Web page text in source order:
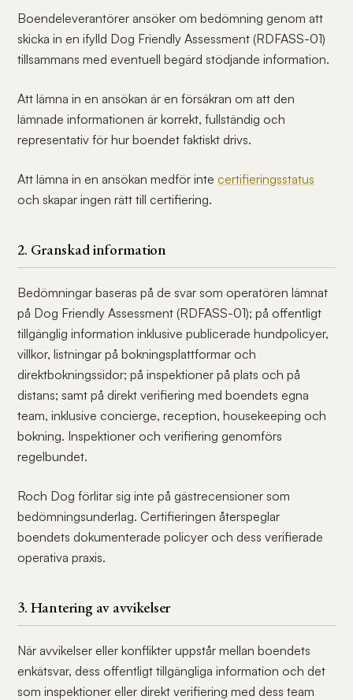
Boendeleverantörer ansöker om bedömning genom att
skicka in en ifylld Dog Friendly Assessment (RDFASS-01)
tillsammans med eventuell begärd stödjande information.
Att lämna in en ansökan är en försäkran om att den
lämnade informationen är korrekt, fullständig och
representativ för hur boendet faktiskt drivs.
Att lämna in en ansökan medför intecertifieringsstatus
och skapar ingen rätt till certifiering.
2. Granskad information
Bedömningar baseras på de svar som operatören lämnat
på Dog Friendly Assessment (RDFASS-01); på offentligt
tillgänglig information inklusive publicerade hundpolicyer,
villkor, listningar på bokningsplattformar och
direktbokningssidor; på inspektioner på plats och på
distans; samt på direkt verifiering med boendets egna
team, inklusive concierge, reception, housekeeping och
bokning. Inspektioner och verifiering genomförs
regelbundet.
Roch Dog förlitar sig inte på gästrecensioner som
bedömningsunderlag. Certifieringen återspeglar
boendets dokumenterade policyer och dess verifierade
operativa praxis.
3. Hantering av avvikelser
När avvikelser eller konflikter uppstår mellan boendets
enkätsvar, dess offentligt tillgängliga information och det
som inspektioner eller direkt verifiering med dess team